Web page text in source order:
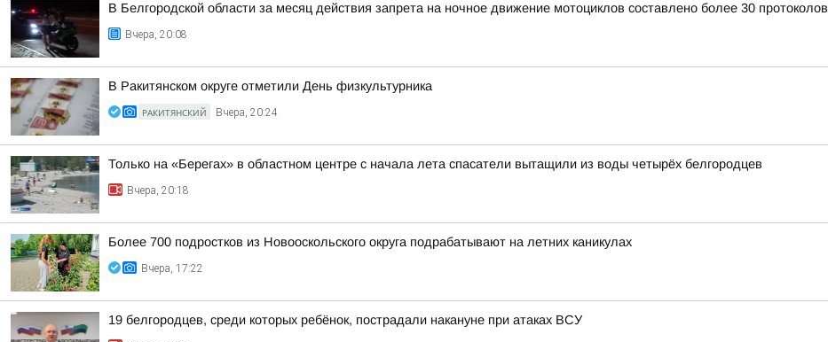
В Белгородской области за месяц действия запрета на ночное движение мотоциклов составлено более 30 протоколов
Вчера, 20:08
В Ракитянском округе отметили День физкультурника
РАКИТЯНСКИЙ Вчера, 20:24
Только на «Берегах» в областном центре с начала лета спасатели вытащили из воды четырёх белгородцев
Вчера, 20:18
Более 700 подростков из Новооскольского округа подрабатывают на летних каникулах
Вчера, 17:22
19 белгородцев, среди которых ребёнок, пострадали накануне при атаках ВСУ